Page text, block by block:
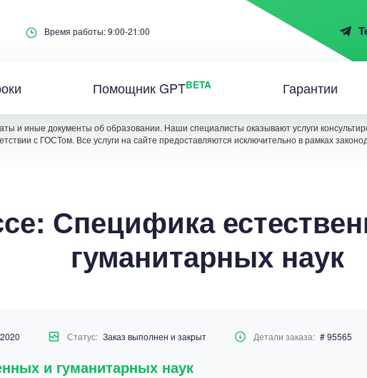
Время работы: 9:00-21:00
Помощник GPTBETA Гарантии
и иные документы об образовании. Наши специалисты оказывают услуги
с ГОСТом. Все услуги на сайте предоставляются исключительно в рамках
Специфика
гуманитарных наук
Статус: Заказ выполнен и закрыт Детали заказа: # 95565
и гуманитарных наук